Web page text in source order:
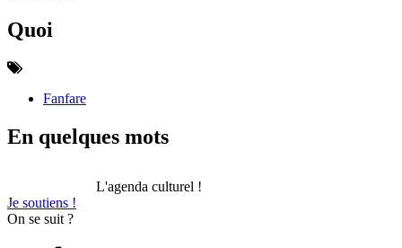
Quoi
Fanfare
En quelques mots
L'agenda culturel !
Je soutiens !
On se suit ?